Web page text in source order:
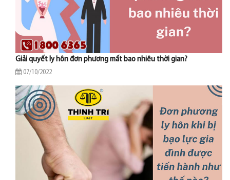
Giải quyết ly hôn đơn phương mất bao nhiêu thời gian?
07/10/2022